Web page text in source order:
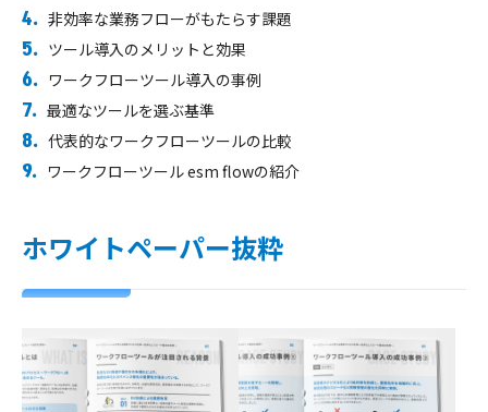
非効率な業務フローがもたらす課題
ツール導入のメリットと効果
ワークフローツール導入の事例
最適なツールを選ぶ基準
代表的なワークフローツールの比較
ワークフローツール esm flowの紹介
ホワイトペーパー抜粋